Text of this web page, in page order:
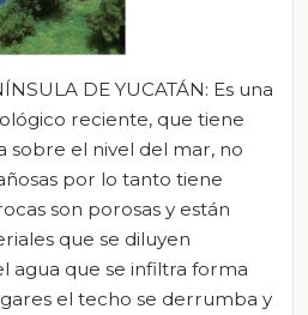
DE YUCATÁN: Es una
reciente, que tiene
sobre el nivel del mar, no
por lo tanto tiene
son porosas y están
que se diluyen
agua que se infiltra forma
el techo se derrumba y